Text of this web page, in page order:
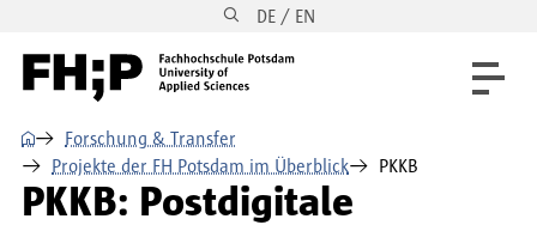
Direkt zur Hauptnavigation DE / EN
⌂
Forschung & Transfer
Projekte der FH Potsdam im Überblick
PKKB
PKKB: Postdigitale